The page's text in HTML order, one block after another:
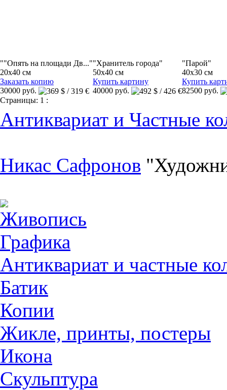
""Опять на площади Дв..."
20x40 см
Заказать копию
30000 руб.
"Хранитель города"
50x40 см
Купить картину
40000 руб.
"Парой"
40x30 см
Купить
82500 руб.
Страницы: 1 :
Антиквариат и Частные
Никас Сафронов
Живопись
Графика
Антиквариат и частные
Батик
Копии
Жикле, принты, постеры
Икона
Скульптура